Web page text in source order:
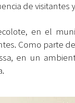
de visitantes
en el
Como parte
en un